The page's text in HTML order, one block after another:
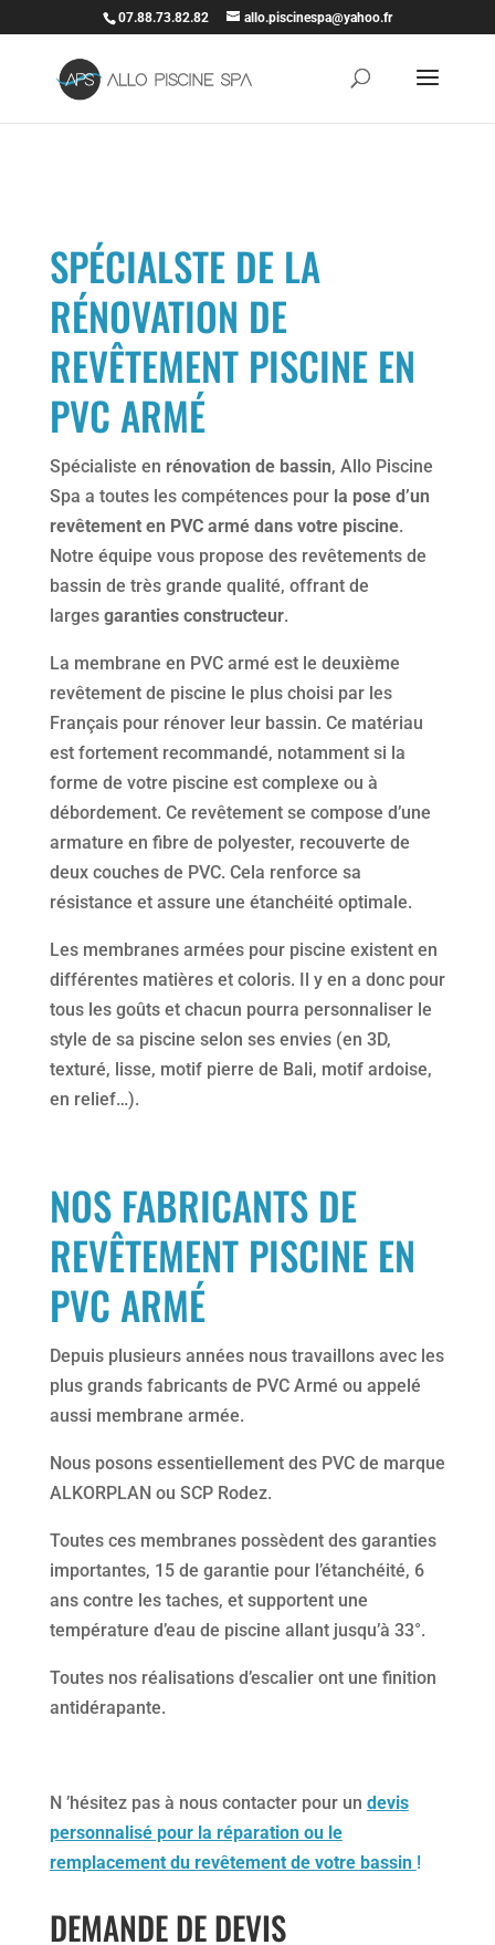
07.88.73.82.82 allo.piscinespa@yahoo.fr
SPÉCIALSTE DE LA
RÉNOVATION DE
REVÊTEMENT PISCINE EN
PVC ARMÉ
Spécialiste en rénovation de bassin, Allo Piscine
Spa a toutes les compétences pour la pose d’un
revêtement en PVC armé dans votre piscine.
Notre équipe vous propose des revêtements de
bassin de très grande qualité, offrant de
larges garanties constructeur.
La membrane en PVC armé est le deuxième
revêtement de piscine le plus choisi par les
Français pour rénover leur bassin. Ce matériau
est fortement recommandé, notamment si la
forme de votre piscine est complexe ou à
débordement. Ce revêtement se compose d’une
armature en fibre de polyester, recouverte de
deux couches de PVC. Cela renforce sa
résistance et assure une étanchéité optimale.
Les membranes armées pour piscine existent en
différentes matières et coloris. Il y en a donc pour
tous les goûts et chacun pourra personnaliser le
style de sa piscine selon ses envies (en 3D,
texturé, lisse, motif pierre de Bali, motif ardoise,
en relief…).
NOS FABRICANTS DE
REVÊTEMENT PISCINE EN
PVC ARMÉ
Depuis plusieurs années nous travaillons avec les
plus grands fabricants de PVC Armé ou appelé
aussi membrane armée.
Nous posons essentiellement des PVC de marque
ALKORPLAN ou SCP Rodez.
Toutes ces membranes possèdent des garanties
importantes, 15 de garantie pour l’étanchéité, 6
ans contre les taches, et supportent une
température d’eau de piscine allant jusqu’à 33°.
Toutes nos réalisations d’escalier ont une finition
antidérapante.
N ’hésitez pas à nous contacter pour un devis
personnalisé pour la réparation ou le
remplacement du revêtement de votre bassin !
DEMANDE DE DEVIS